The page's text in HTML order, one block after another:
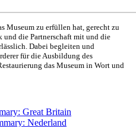
Museum zu erfüllen hat, gerecht zu
und die Partnerschaft mit und die
Dabei begleiten und
für die Ausbildung des
das Museum in Wort und